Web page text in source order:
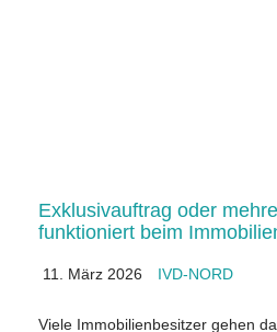
Exklusivauftrag oder
funktioniert beim
11. März 2026 IVD-NORD
Viele Immobilienbesitzer gehen